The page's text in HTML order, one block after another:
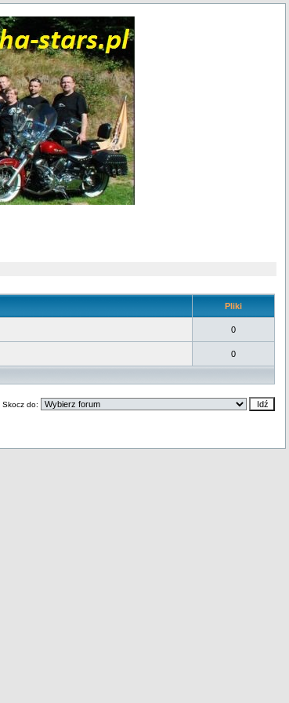
Pliki
0
0
Skocz do: